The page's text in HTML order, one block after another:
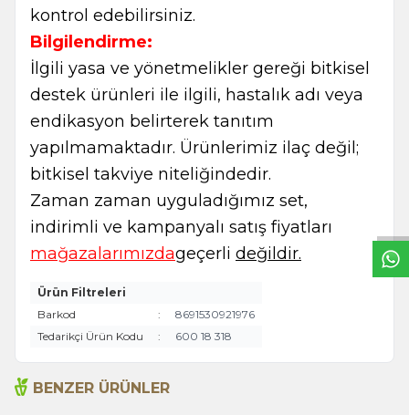
kontrol edebilirsiniz.
Bilgilendirme:
İlgili yasa ve yönetmelikler gereği bitkisel
destek ürünleri ile ilgili, hastalık adı veya
endikasyon belirterek tanıtım
yapılmamaktadır. Ürünlerimiz ilaç değil;
bitkisel takviye niteliğindedir.
Zaman zaman uyguladığımız set,
indirimli ve kampanyalı satış fiyatları
mağazalarımızdageçerli değildir.
Ürün Filtreleri
Barkod
:
8691530921976
Tedarikçi Ürün Kodu
: 600 18 318
BENZER ÜRÜNLER